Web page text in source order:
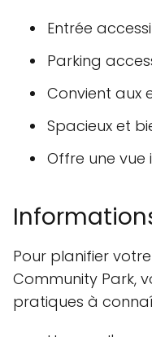
Entrée
Parking
Convient aux
Spacieux et
Offre une
Pour planifier
Community Park,
pratiques à